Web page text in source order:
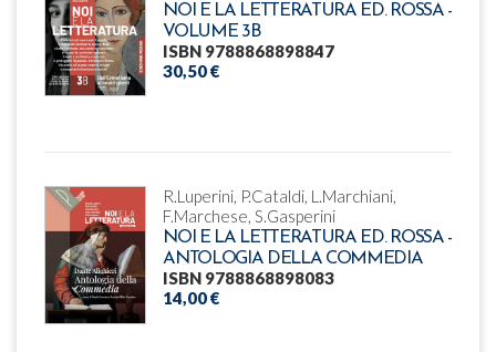
NOI E LA LETTERATURA ED. ROSSA -
VOLUME 3B
ISBN 9788868898847
30,50 €
R.Luperini, P.Cataldi, L.Marchiani,
F.Marchese, S.Gasperini
NOI E LA LETTERATURA ED. ROSSA -
ANTOLOGIA DELLA COMMEDIA
ISBN 9788868898083
14,00 €